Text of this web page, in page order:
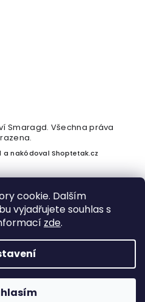
cookie. Dalším
vyjadřujete souhlas s
zde.
Shoptet
Smaragd. Všechna práva
a nakódovalShoptetak.cz
je prodávající povinen vystavit
je povinen zaevidovat přijatou
v případě technického výpadku
do 48 hodin.